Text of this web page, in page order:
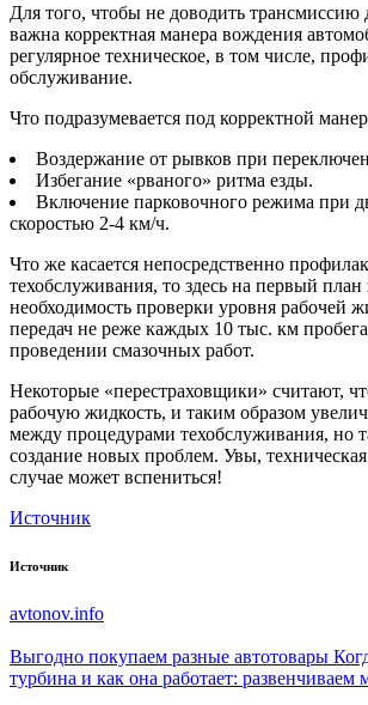
Для того, чтобы не доводить трансмиссию
важна корректная манера вождения
регулярное техническое, в том числе,
обслуживание.
Что подразумевается под корректной
Воздержание от рывков при
Избегание «рваного» ритма езды.
Включение парковочного режима при
скоростью 2-4 км/ч.
Что же касается непосредственно
техобслуживания, то здесь на первый
необходимость проверки уровня рабочей
передач не реже каждых 10 тыс. км
проведении смазочных работ.
Некоторые «перестраховщики» считают,
рабочую жидкость, и таким образом
между процедурами техобслуживания, но
создание новых проблем. Увы,
случае может вспениться!
Источник
Источник
avtonov.info
Выгодно покупаем разные автотовары
турбина и как она работает: